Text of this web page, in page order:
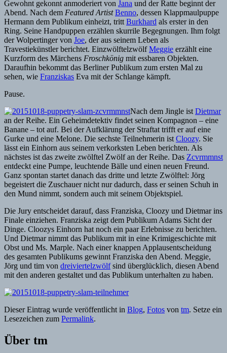
Gewohnt gekonnt anmoderiert von Jana und der Ratte beginnt der
Abend. Nach dem Featured Artist Benno, dessen Klappmaulpuppe
Hermann dem Publikum einheizt, tritt Burkhard als erster in den
Ring. Seine Handpuppen erzählen skurrile Begegnungen. Ihm folgt
der Wolpertinger von Joe, der aus seinem Leben als
Travestiekünstler berichtet. EinzwölftelzwölfMeggie erzählt eine
Kurzform des Märchens Froschkönig mit essbaren Objekten.
Daraufhin bekommt das Berliner Publikum zum ersten Mal zu
sehen, wie Franziskas Eva mit der Schlange kämpft.
Pause.
Nach dem Jingle ist Dietmar
an der Reihe. Ein Geheimdetektiv findet seinen Kompagnon – eine
Banane – tot auf. Bei der Aufklärung der Straftat trifft er auf eine
Gurke und eine Melone. Die sechste Teilnehmerin ist Cloozy. Sie
lässt ein Einhorn aus seinem verkorksten Leben berichten. Als
nächstes ist das zweite zwölftel Zwölf an der Reihe. Das Zcvrmmnst
entdeckt eine Pumpe, leuchtende Bälle und einen neuen Freund.
Ganz spontan startet danach das dritte und letzte Zwölftel: Jörg
begeistert die Zuschauer nicht nur dadurch, dass er seinen Schuh in
den Mund nimmt, sondern auch mit seinem Objektspiel.
Die Jury entscheidet darauf, dass Franziska, Cloozy und Dietmar ins
Finale einziehen. Franziska zeigt dem Publikum Adams Sicht der
Dinge. Cloozys Einhorn hat noch ein paar Erlebnisse zu berichten.
Und Dietmar nimmt das Publikum mit in eine Krimigeschichte mit
Obst und Ms. Marple. Nach einer knappen Applausentscheidung
des gesamten Publikums gewinnt Franziska den Abend. Meggie,
Jörg und tim von dreiviertelzwölfsind überglücklich, diesen Abend
mit den anderen gestaltet und das Publikum unterhalten zu haben.
Dieser Eintrag wurde veröffentlicht in Blog, Fotos von tm. Setze ein
Lesezeichen zum Permalink.
Über tm